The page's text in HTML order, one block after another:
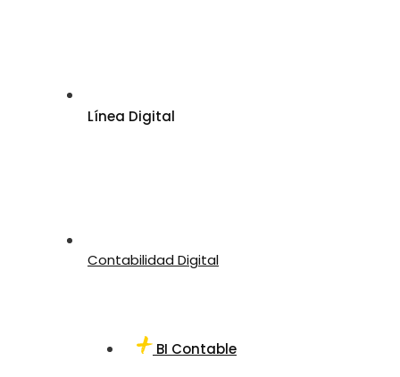
Línea Digital
Contabilidad Digital
BI Contable